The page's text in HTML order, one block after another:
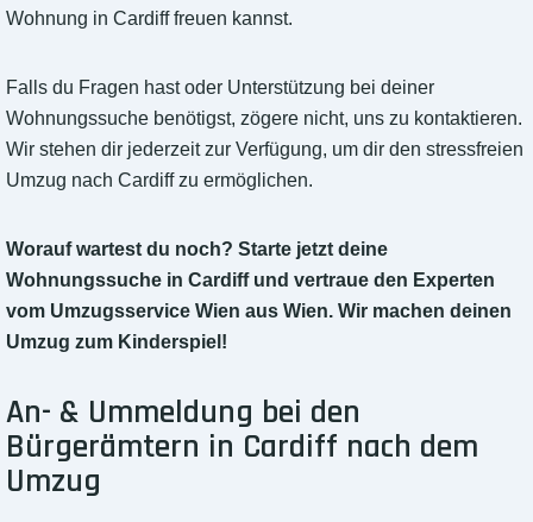
Wohnung in Cardiff freuen kannst.
Falls du Fragen hast oder Unterstützung bei deiner
Wohnungssuche benötigst, zögere nicht, uns zu kontaktieren.
Wir stehen dir jederzeit zur Verfügung, um dir den stressfreien
Umzug nach Cardiff zu ermöglichen.
Worauf wartest du noch? Starte jetzt deine
Wohnungssuche in Cardiff und vertraue den Experten
vom Umzugsservice Wien aus Wien. Wir machen deinen
Umzug zum Kinderspiel!
An- & Ummeldung bei den
Bürgerämtern in Cardiff nach dem
Umzug